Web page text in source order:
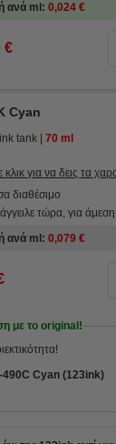
ανά ml
0,024 €
€
Cyan
ink tank 70 ml
κλικ για να δεις τα
διαθέσιμο
τώρα, για
ανά ml
0,079 €
με το original!
490C Cyan (123ink)